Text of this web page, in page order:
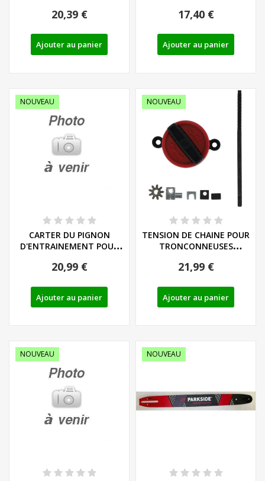
20,39 €
Ajouter au panier
PKS
17,40 €
Ajouter au panier
NOUVEAU
CARTER DU PIGNON
D'ENTRAINEMENT POUR
20,99 €
Ajouter au panier
NOUVEAU
TENSION DE CHAINE POUR
TRONCONNEUSES
21,99 €
Ajouter au panier
NOUVEAU NOUVEAU